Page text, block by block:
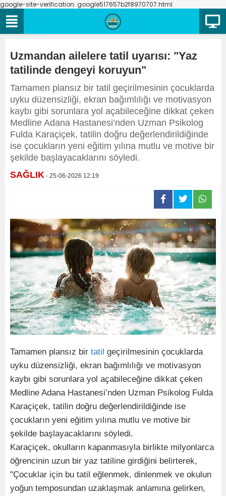
google-site-verification: google517657b2f8970707.html
Uzmandan ailelere tatil uyarısı: "Yaz
tatilinde dengeyi koruyun"
Tamamen plansız bir tatil geçirilmesinin çocuklarda
uyku düzensizliği, ekran bağımlılığı ve motivasyon
kaybı gibi sorunlara yol açabileceğine dikkat çeken
Medline Adana Hastanesi’nden Uzman Psikolog
Fulda Karaçiçek, tatilin doğru değerlendirildiğinde
ise çocukların yeni eğitim yılına mutlu ve motive bir
şekilde başlayacaklarını söyledi.
SAĞLIK - 25-06-2026 12:19
Tamamen plansız bir tatil geçirilmesinin çocuklarda
uyku düzensizliği, ekran bağımlılığı ve motivasyon
kaybı gibi sorunlara yol açabileceğine dikkat çeken
Medline Adana Hastanesi’nden Uzman Psikolog Fulda
Karaçiçek, tatilin doğru değerlendirildiğinde ise
çocukların yeni eğitim yılına mutlu ve motive bir
şekilde başlayacaklarını söyledi.
Karaçiçek, okulların kapanmasıyla birlikte milyonlarca
öğrencinin uzun bir yaz tatiline girdiğini belirterek,
"Çocuklar için bu tatil eğlenmek, dinlenmek ve okulun
yoğun temposundan uzaklaşmak anlamına gelirken,